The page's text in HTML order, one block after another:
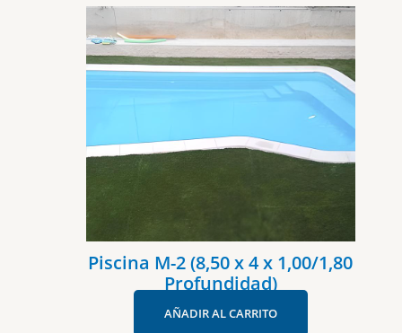
Piscina M-2 (8,50 x 4 x 1,00/1,80
Profundidad)
AÑADIR AL CARRITO